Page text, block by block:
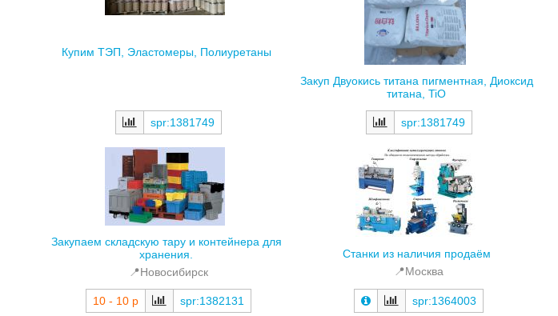
Купим ТЭП, Эластомеры, Полиуретаны
spr:1381749
Закуп Двуокись титана пигментная, Диоксид
титана, TiO
spr:1381749
Закупаем складскую тару и контейнера для
хранения.
📍Новосибирск
10 - 10 р spr:1382131
Станки из наличия продаём
📍Москва
spr:1364003